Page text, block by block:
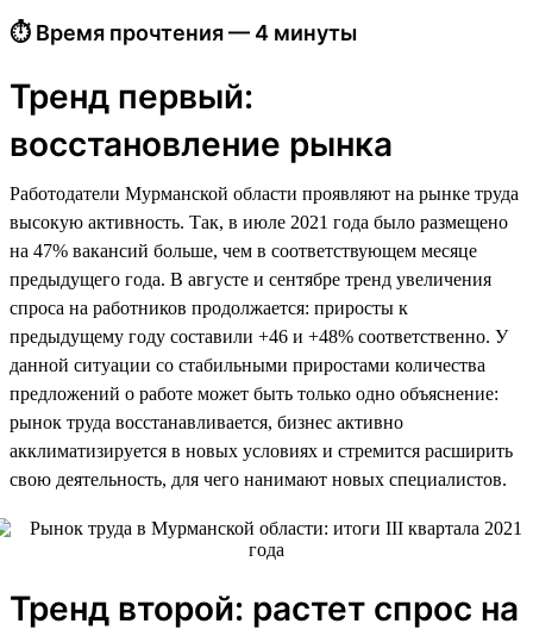
⏱ Время прочтения — 4 минуты
Тренд первый:
восстановление рынка
Работодатели Мурманской области проявляют на рынке труда
высокую активность. Так, в июле 2021 года было размещено
на 47% вакансий больше, чем в соответствующем месяце
предыдущего года. В августе и сентябре тренд увеличения
спроса на работников продолжается: приросты к
предыдущему году составили +46 и +48% соответственно. У
данной ситуации со стабильными приростами количества
предложений о работе может быть только одно объяснение:
рынок труда восстанавливается, бизнес активно
акклиматизируется в новых условиях и стремится расширить
свою деятельность, для чего нанимают новых специалистов.
Тренд второй: растет спрос на